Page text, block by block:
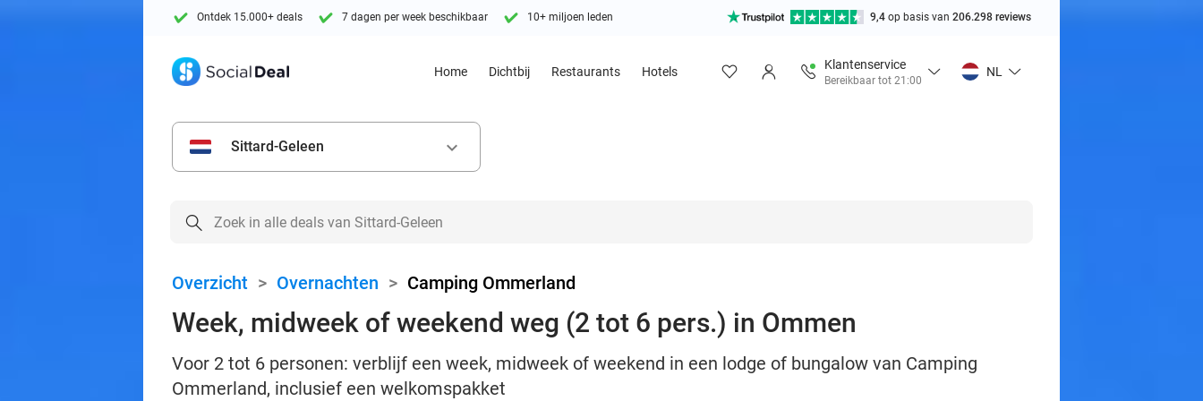
Ontdek 15.000+ deals 7 dagen per week beschikbaar 10+ miljoen leden 9,4 op basis van 206.298 reviews
Home Dichtbij Restaurants Hotels
Klantenservice
Bereikbaar tot 21:00
NL
Sittard-Geleen keyboard_arrow_down
Overzicht > Overnachten > Camping Ommerland
Week, midweek of weekend weg (2 tot 6 pers.) in Ommen
Voor 2 tot 6 personen: verblijf een week, midweek of weekend in een lodge of bungalow van Camping
Ommerland, inclusief een welkomspakket